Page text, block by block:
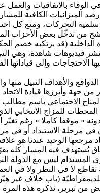
من تدخّل بعض الأحزاب
الداخلية (قد يرتكبه خصم
فيديوهات شاهدة، وهي
الاحتجاجات وإلى
والأهداف النبيل منها
جهة وأبرزها قيادة
المناخ الاجتماعي باسم
للمزاج الانتخابي
« موقفا كاملا » رغم
مرحلة الاستبداد أو في
مرجعها الوحيد عندنا هو
يُستهدف فيه المسار كله
المستدام ليس مع الدولة
لا في النظر ولا في
(باب خلاف
من تبرير، نذكره هذه